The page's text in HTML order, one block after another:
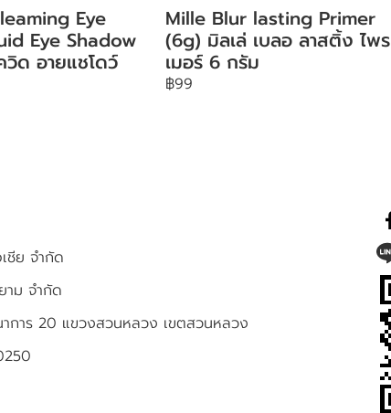
Eye
Eye Shadow
ด อายแชโดว์
Mille Blur lasting Primer
(6g) มิลเล่ เบลอ ลาสติ้ง ไพร
เมอร์ 6 กรัม
฿99
ชีย จำกัด
าม จำกัด
การ 20 แขวงสวนหลวง เขตสวนหลวง